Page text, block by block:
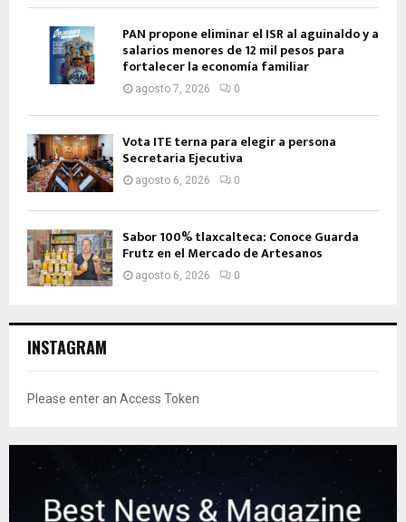
PAN propone eliminar el ISR al aguinaldo y a
salarios menores de 12 mil pesos para
fortalecer la economía familiar
agosto 7, 2026 0
Vota ITE terna para elegir a persona
Secretaria Ejecutiva
agosto 6, 2026 0
Sabor 100% tlaxcalteca: Conoce Guarda
Frutz en el Mercado de Artesanos
agosto 6, 2026 0
INSTAGRAM
Please enter an Access Token